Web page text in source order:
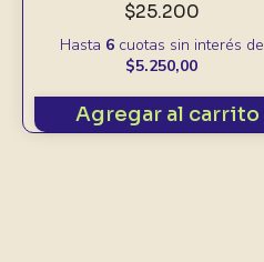
$25.200
Hasta 6cuotas sin interés de
$5.250,00
Agregar al carrito